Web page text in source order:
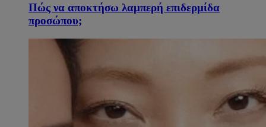
Πώς να αποκτήσω λαμπερή επιδερμίδα
προσώπου;